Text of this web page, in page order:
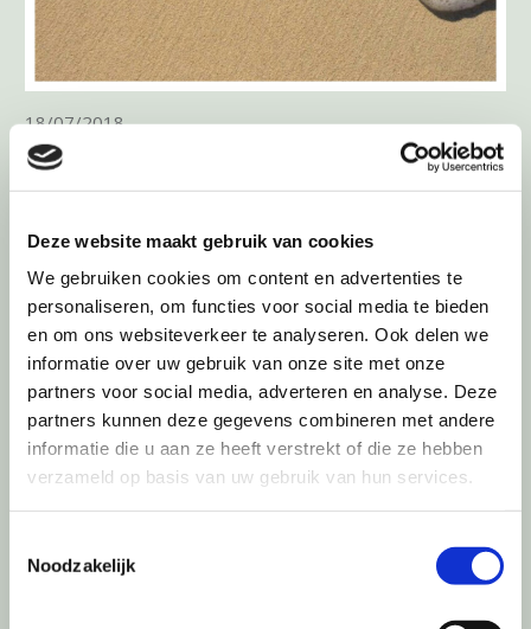
Deze website maakt gebruik van cookies
We gebruiken cookies om content en advertenties te
personaliseren, om functies voor social media te bieden
en om ons websiteverkeer te analyseren. Ook delen we
informatie over uw gebruik van onze site met onze
partners voor social media, adverteren en analyse. Deze
partners kunnen deze gegevens combineren met andere
informatie die u aan ze heeft verstrekt of die ze hebben
verzameld op basis van uw gebruik van hun services.
Noodzakelijk
18/07/2018
OMGAAN MET STRESS-SIGNALEN